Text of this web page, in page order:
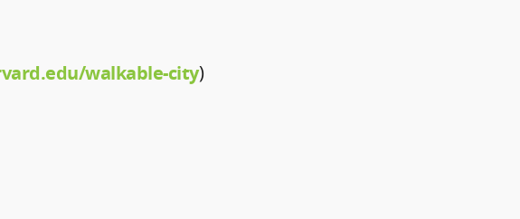
walkable-city)